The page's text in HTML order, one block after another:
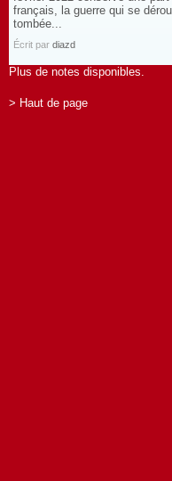
français, la guerre qui se
tombée...
Écrit par diazd
Plus de notes disponibles.
> Haut de page